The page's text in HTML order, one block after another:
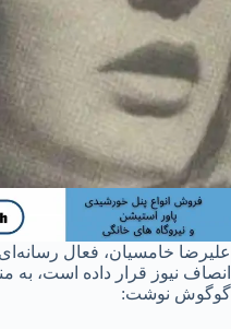
علیرضا خامسیان، فعال
انصاف نیوز قرار داده است، به
گوگوش نوشت: